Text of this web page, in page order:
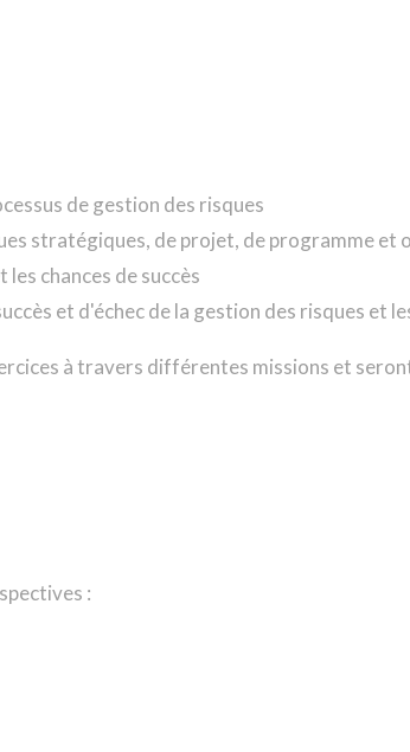
de gestion des risques
stratégiques, de projet, de programme et
chances de succès
et d'échec de la gestion des risques et
à travers différentes missions et
: